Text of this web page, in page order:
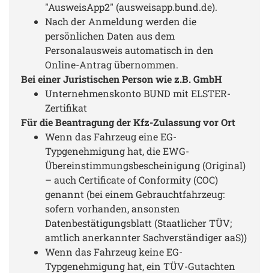
"AusweisApp2" (ausweisapp.bund.de).
Nach der Anmeldung werden die
persönlichen Daten aus dem
Personalausweis automatisch in den
Online-Antrag übernommen.
Bei einer Juristischen Person wie z.B. GmbH
Unternehmenskonto BUND mit ELSTER-
Zertifikat
Für die Beantragung der Kfz-Zulassung vor Ort
Wenn das Fahrzeug eine EG-
Typgenehmigung hat, die EWG-
Übereinstimmungsbescheinigung (Original)
– auch Certificate of Conformity (COC)
genannt (bei einem Gebrauchtfahrzeug:
sofern vorhanden, ansonsten
Datenbestätigungsblatt (Staatlicher TÜV;
amtlich anerkannter Sachverständiger aaS))
Wenn das Fahrzeug keine EG-
Typgenehmigung hat, ein TÜV-Gutachten